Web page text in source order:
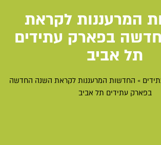
המרעננות לקראת
בפארק עתידים
תל אביב
» החדשות המרעננות לקראת השנה החדשה
בפארק עתידים תל אביב